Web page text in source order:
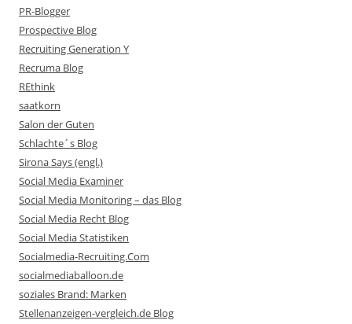
PR-Blogger
Prospective Blog
Recruiting Generation Y
Recruma Blog
REthink
saatkorn
Salon der Guten
Schlachte´s Blog
Sirona Says (engl.)
Social Media Examiner
Social Media Monitoring – das Blog
Social Media Recht Blog
Social Media Statistiken
Socialmedia-Recruiting.Com
socialmediaballoon.de
soziales Brand: Marken
Stellenanzeigen-vergleich.de Blog